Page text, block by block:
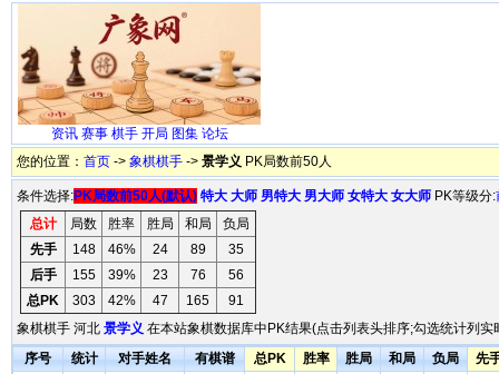
资讯 赛事 棋手 开局 图集 论坛
您的位置： 首页 -> 象棋棋手 -> 景学义 PK局数前50人
条件选择:PK局数前50人(默认) 特大 大师 男特大 男大师 女特大 女大师 PK等级分:
总计
局数 胜率 胜局 和局
负局
先手
148 46% 24 89
35
后手
155 39% 23 76
56
总PK
303 42% 47 165
91
象棋棋手 河北 景学义 在本站象棋数据库中PK结果(点击列表头排序;勾选统计列
序号
统计 对手姓名 有棋谱 总PK 胜率 胜局 和局 负局
先